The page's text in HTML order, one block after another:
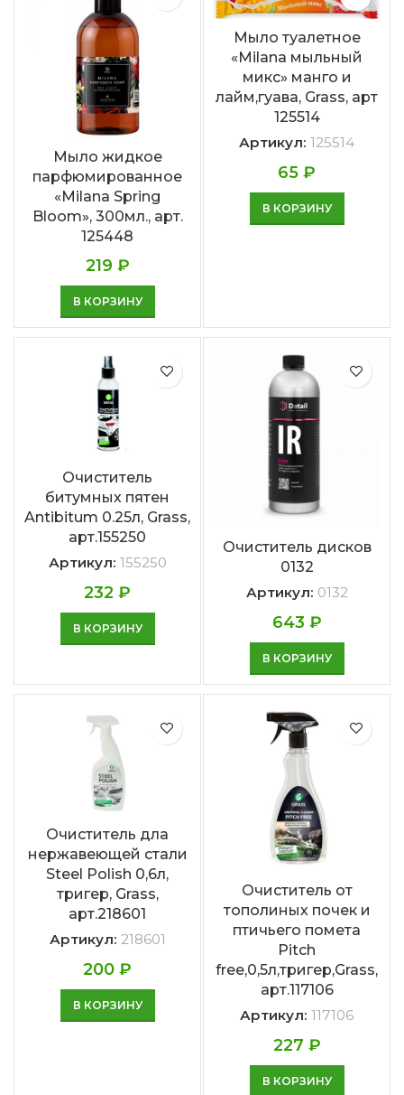
Мыло жидкое
парфюмированное
«Milana Spring
Bloom», 300мл., арт.
125448
219 ₽
В КОРЗИНУ
Мыло туалетное
«Milana мыльный
микс» манго и
лайм,гуава, Grass, арт
125514
Артикул: 125514
65 ₽
В КОРЗИНУ
Очиститель
битумных пятен
Antibitum 0.25л, Grass,
арт.155250
Артикул: 155250
232 ₽
В КОРЗИНУ
Очиститель дисков
0132
Артикул: 0132
643 ₽
В КОРЗИНУ
Очиститель дла
нержавеющей стали
Steel Polish 0,6л,
тригер, Grass,
арт.218601
Артикул: 218601
200 ₽
В КОРЗИНУ
Очиститель от
тополиных почек и
птичьего помета
Pitch
free,0,5л,тригер,Grass,
арт.117106
Артикул: 117106
227 ₽
В КОРЗИНУ